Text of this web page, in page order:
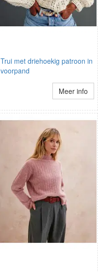
Trui met driehoekig patroon in
voorpand
Meer info